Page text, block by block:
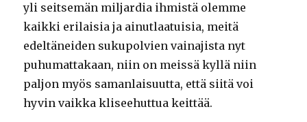
yli seitsemän miljardia ihmistä olemme
kaikki erilaisia ja ainutlaatuisia, meitä
edeltäneiden sukupolvien vainajista nyt
puhumattakaan, niin on meissä kyllä niin
paljon myös samanlaisuutta, että siitä voi
hyvin vaikka kliseehuttua keittää.